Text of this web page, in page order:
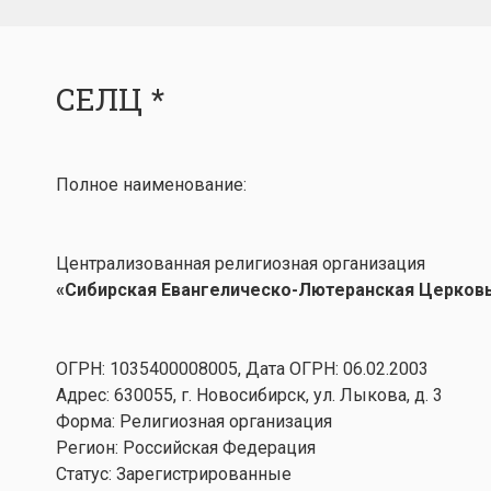
СЕЛЦ *
Полное наименование:
Централизованная религиозная организация
«Сибирская Евангелическо-Лютеранская
ОГРН: 1035400008005, Дата ОГРН: 06.02.2003
Адрес: 630055, г. Новосибирск, ул. Лыкова, д. 3
Форма: Религиозная организация
Регион: Российская Федерация
Статус: Зарегистрированные